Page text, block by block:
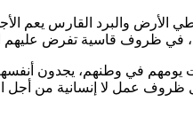
الأرض والبرد القارس يعم
في ظروف قاسية تفرض عليهم
يومهم في وطنهم، يجدون
ظروف عمل لا إنسانية من